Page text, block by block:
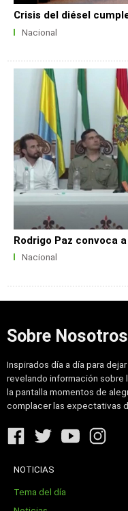
Crisis del diésel
Nacional
Rodrigo Paz convoca
Nacional
Sobre Nosotros
Inspirados día a día para
revelando información sobre
la pantalla momentos de
complacer las expectativas
NOTICIAS
Tema del día